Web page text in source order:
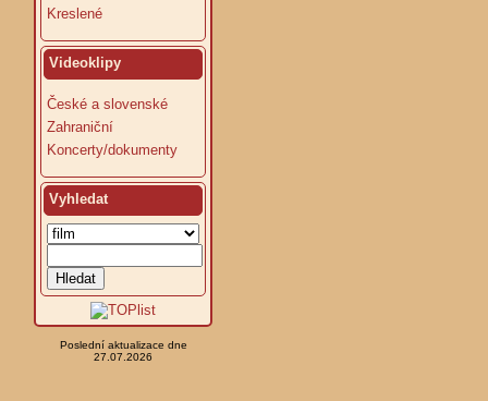
Kreslené
Videoklipy
České a slovenské
Zahraniční
Koncerty/dokumenty
Vyhledat
Poslední aktualizace dne
27.07.2026